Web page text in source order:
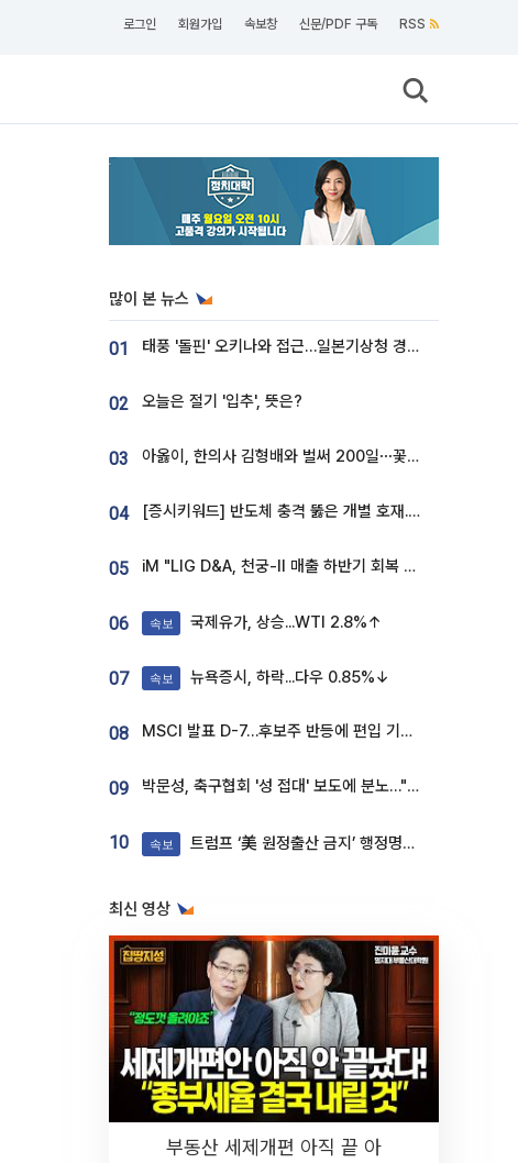
로그인 회원가입 속보창 신문/PDF 구독 RSS
많이 본 뉴스
01 태풍 '돌핀' 오키나와 접근…일본기상청 경로 업데이트
02 오늘은 절기 '입추', 뜻은?
03 아옳이, 한의사 김형배와 벌써 200일⋯꽃다발 들고 "프러포즈 아냐"
04 [증시키워드] 반도체 충격 뚫은 개별 호재...포스코퓨처엠·에코프로·한화솔루션 '눈길'
05 iM "LIG D&A, 천궁-II 매출 하반기 회복 전망…방산 톱픽 유지"
06 속보 국제유가, 상승...WTI 2.8%↑
07 속보 뉴욕증시, 하락...다우 0.85%↓
08 MSCI 발표 D-7…후보주 반등에 편입 기대 재점화
09 박문성, 축구협회 '성 접대' 보도에 분노…"다 말아먹으려고 작정했나"
10 속보 트럼프 ‘美 원정출산 금지’ 행정명령 서명
최신 영상
부동산 세제개편 아직 끝 아